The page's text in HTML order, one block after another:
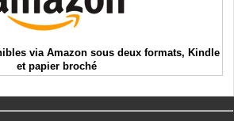
via Amazon sous deux formats, Kindle
et papier broché